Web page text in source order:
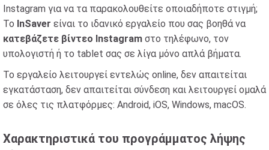
Instagram για να τα παρακολουθείτε οποιαδήποτε στιγμή;
Το InSaver είναι το ιδανικό εργαλείο που σας βοηθά να
κατεβάζετε βίντεο Instagram στο τηλέφωνο, τον
υπολογιστή ή το tablet σας σε λίγα μόνο απλά βήματα.
Το εργαλείο λειτουργεί εντελώς online, δεν απαιτείται
εγκατάσταση, δεν απαιτείται σύνδεση και λειτουργεί ομαλά
σε όλες τις πλατφόρμες: Android, iOS, Windows, macOS.
Χαρακτηριστικά του προγράμματος λήψης